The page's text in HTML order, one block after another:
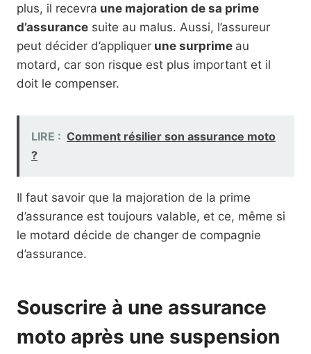
plus, il recevra une majoration de sa prime
d’assurance suite au malus. Aussi, l’assureur
peut décider d’appliquer une surprime au
motard, car son risque est plus important et il
doit le compenser.
LIRE : Comment résilier son assurance moto
?
Il faut savoir que la majoration de la prime
d’assurance est toujours valable, et ce, même si
le motard décide de changer de compagnie
d’assurance.
Souscrire à une assurance
moto après une suspension